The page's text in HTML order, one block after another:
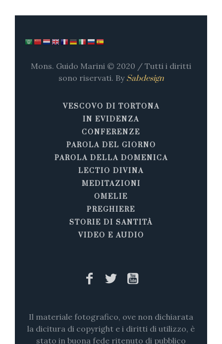
Mons. Guido Marini © 2020 / Tutti i diritti
sono riservati. By Sabdesign
VESCOVO DI TORTONA
IN EVIDENZA
CONFERENZE
PAROLA DEL GIORNO
PAROLA DELLA DOMENICA
LECTIO DIVINA
MEDITAZIONI
OMELIE
PREGHIERE
STORIE DI SANTITÀ
VIDEO E AUDIO
Il materiale fotografico, ove non dichiarata
la dicitura di copyright e i diritti di utilizzo, è
stato in buona fede ritenuto di pubblico